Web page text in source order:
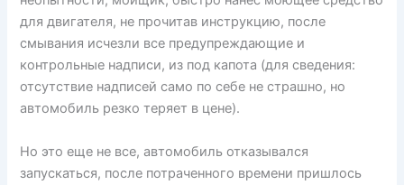
для двигателя, не прочитав инструкцию, после
смывания исчезли все предупреждающие и
контрольные надписи, из под капота (для сведения:
отсутствие надписей само по себе не страшно, но
автомобиль резко теряет в цене).
Но это еще не все, автомобиль отказывался
запускаться, после потраченного времени пришлось